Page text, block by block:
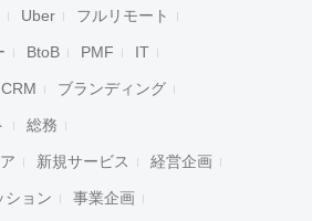
Uber フルリモート
BtoB PMF IT
CRM ブランディング
総務
新規サービス 経営企画
ション 事業企画